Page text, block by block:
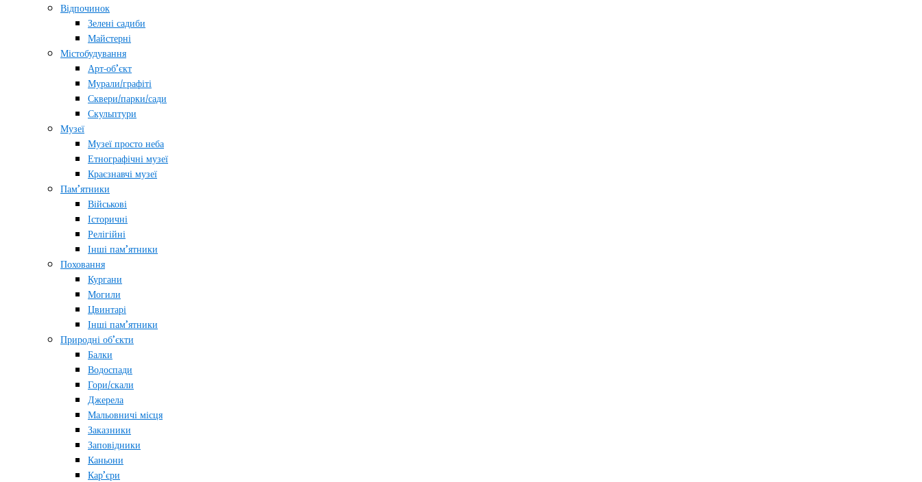
Відпочинок
Зелені садиби
Майстерні
Містобудування
Арт-об’єкт
Мурали/графіті
Сквери/парки/сади
Скульптури
Музеї
Музеї просто неба
Етнографічні музеї
Краєзнавчі музеї
Пам’ятники
Військові
Історичні
Релігійні
Інші пам’ятники
Поховання
Кургани
Могили
Цвинтарі
Інші пам’ятники
Природні об’єкти
Балки
Водоспади
Гори/скали
Джерела
Мальовничі місця
Заказники
Заповідники
Каньони
Кар’єри